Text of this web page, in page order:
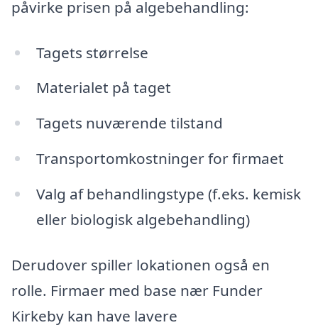
påvirke prisen på algebehandling:
Tagets størrelse
Materialet på taget
Tagets nuværende tilstand
Transportomkostninger for firmaet
Valg af behandlingstype (f.eks. kemisk
eller biologisk algebehandling)
Derudover spiller lokationen også en
rolle. Firmaer med base nær Funder
Kirkeby kan have lavere